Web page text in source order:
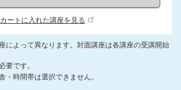
カートに入れた講座を見る
によって異なります。対面講座は各講座の受講開始
要です。
・時間帯は選択できません。